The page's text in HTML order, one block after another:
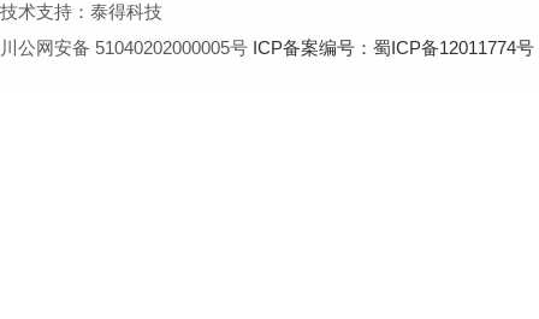
技术支持：泰得科技
川公网安备 51040202000005号 ICP备案编号：蜀ICP备12011774号